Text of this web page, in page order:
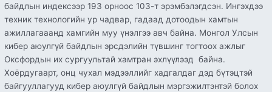
байдлын индексээр 193 орноос 103-т эрэмбэлэгдсэн. Ингэхдээ
техник технологийн ур чадвар, гадаад дотоодын хамтын
ажиллагааанд хамгийн муу үнэлгээ авч байна. Монгол Улсын
кибер аюулгүй байдлын эрсдэлийн түвшинг тогтоох ажлыг
Оксфордын их сургуультай хамтран эхлүүлээд байна.
Хоёрдугаарт, онц чухал мэдээллийг хадгалдаг дэд бүтэцтэй
байгууллагууд кибер аюулгүй байдлын мэргэжилтэнтэй болох